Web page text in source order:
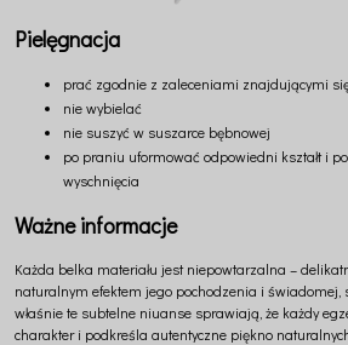
Pielęgnacja
prać zgodnie z zaleceniami znajdującymi
nie wybielać
nie suszyć w suszarce bębnowej
po praniu uformować odpowiedni kształt i
wyschnięcia
Ważne informacje
Każda belka materiału jest niepowtarzalna –
naturalnym efektem jego pochodzenia i świadomej,
właśnie te subtelne niuanse sprawiają, że każdy
charakter i podkreśla autentyczne piękno